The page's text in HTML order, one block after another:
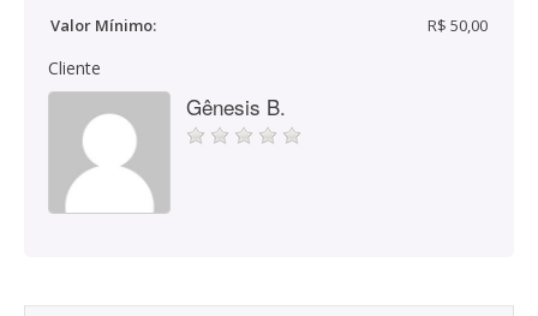
Valor Mínimo:
R$ 50,00
Cliente
Gênesis B.